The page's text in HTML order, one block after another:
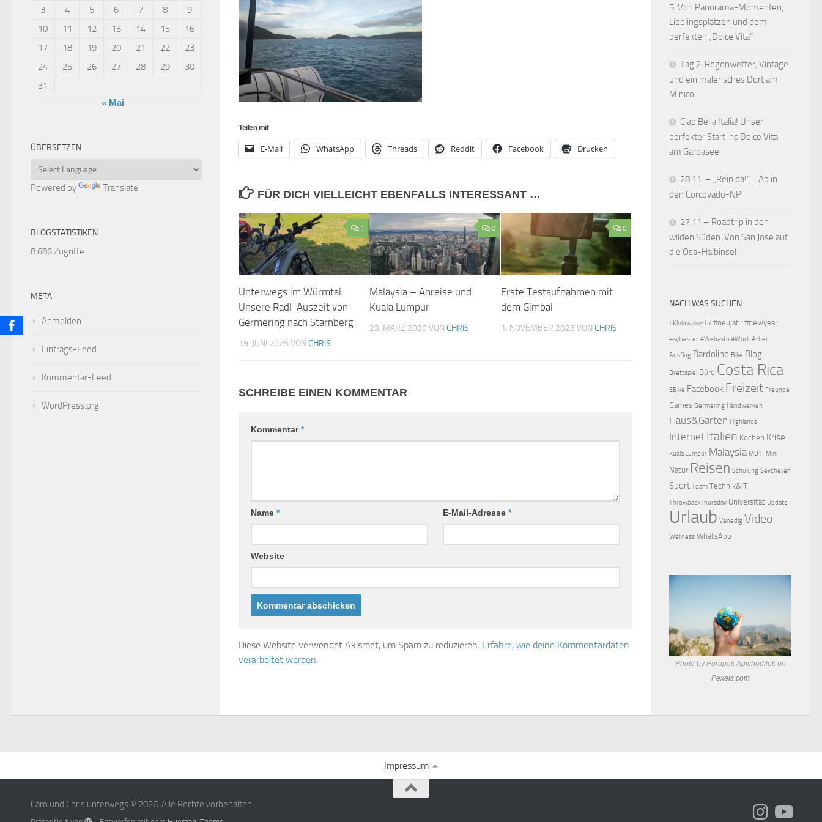
Teilen mit
E-Mail WhatsApp Threads Reddit Facebook Drucken
FÜR DICH VIELLEICHT EBENFALLS INTERESSANT …
1
Unterwegs im Würmtal:
Unsere Radl-Auszeit von
Germering nach Starnberg
19. JUNI 2025 VON CHRIS
0
Malaysia – Anreise und
Kuala Lumpur
23. MÄRZ 2020 VONCHRIS
0
Erste Testaufnahmen mit
dem Gimbal
1. NOVEMBER 2025 VON CHRIS
SCHREIBE EINEN KOMMENTAR
Kommentar*
Name * E-Mail-Adresse*
Website
Diese Website verwendet Akismet, um Spam zu reduzieren. Erfahre, wie deine Kommentardaten
verarbeitet werden.
3
4 5 6 7 8
9
10
11 12 13 14 15
16
17
18 19 20 21 22
23
24
25 26 27 28 29
30
31
« Mai
ÜBERSETZEN
Powered by Translate
BLOGSTATISTIKEN
8.686 Zugriffe
META
Anmelden
Eintrags-Feed
Kommentar-Feed
WordPress.org
5: Von Panorama-Momenten,
Lieblingsplätzen und dem
perfekten „Dolce Vita“
Tag 2: Regenwetter, Vintage
und ein malerisches Dort am
Minico
Ciao Bella Italia! Unser
perfekter Start ins Dolce Vita
am Gardasee
28.11. – „Rein da!“… Ab in
den Corcovado-NP
27.11 – Roadtrip in den
wilden Süden: Von San Jose auf
die Osa-Halbinsel
NACH WAS SUCHEN…
#Kleinwalsertal #neujahr #newyear
#sylvester #Webasto #Work Arbeit
Ausflug Bardolino Bike Blog
Brettspiel Büro Costa Rica
EBike Facebook Freizeit Freunde
Games Germering Handwerken
Haus&Garten Highlands
Internet Italien Kochen Krise
Kuala Lumpur Malaysia MBTI Mini
Natur Reisen Schulung Seychellen
Sport Team Technik&IT
ThrowbackThursday Universität Update
Urlaub Venedig Video
Wellness WhatsApp
Photo by Porapak Apichodilok on
Pexels.com
Impressum
Caro und Chris unterwegs © 2026. Alle Rechte vorbehalten.